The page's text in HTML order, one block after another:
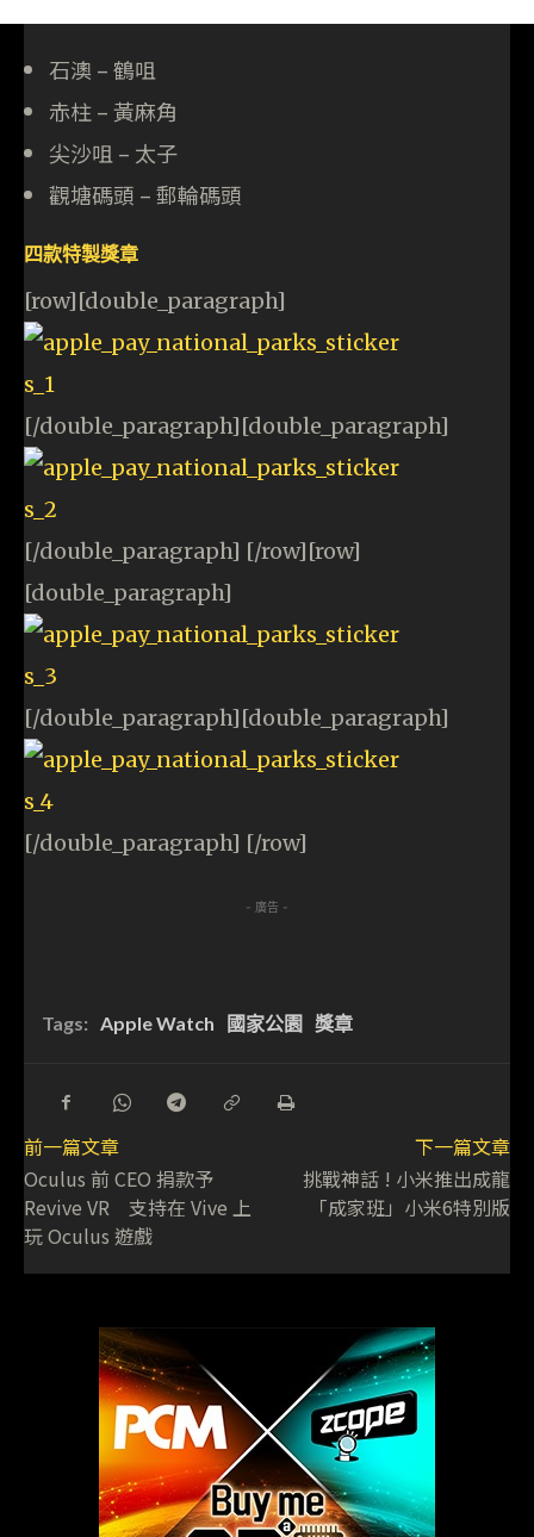
石澳 – 鶴咀
赤柱 – 黃麻角
尖沙咀 – 太子
觀塘碼頭 – 郵輪碼頭
四款特製獎章
[row][double_paragraph]
[/double_paragraph][double_paragraph]
[/double_paragraph] [/row][row]
[double_paragraph]
[/double_paragraph][double_paragraph]
[/double_paragraph] [/row]
- 廣告 -
Tags: Apple Watch 國家公園 獎章
前一篇文章
Oculus 前 CEO 捐款予
Revive VR 支持在 Vive 上
玩 Oculus 遊戲
下一篇文章
挑戰神話 ! 小米推出成龍
「成家班」小米6特別版